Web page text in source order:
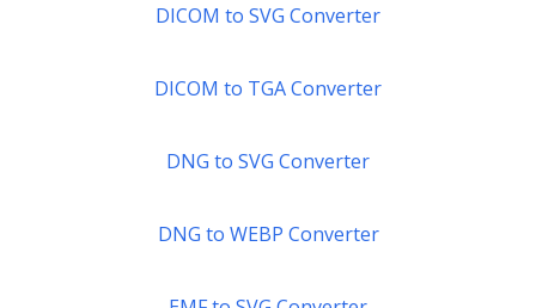
DICOM to SVG Converter
DICOM to TGA Converter
DNG to SVG Converter
DNG to WEBP Converter